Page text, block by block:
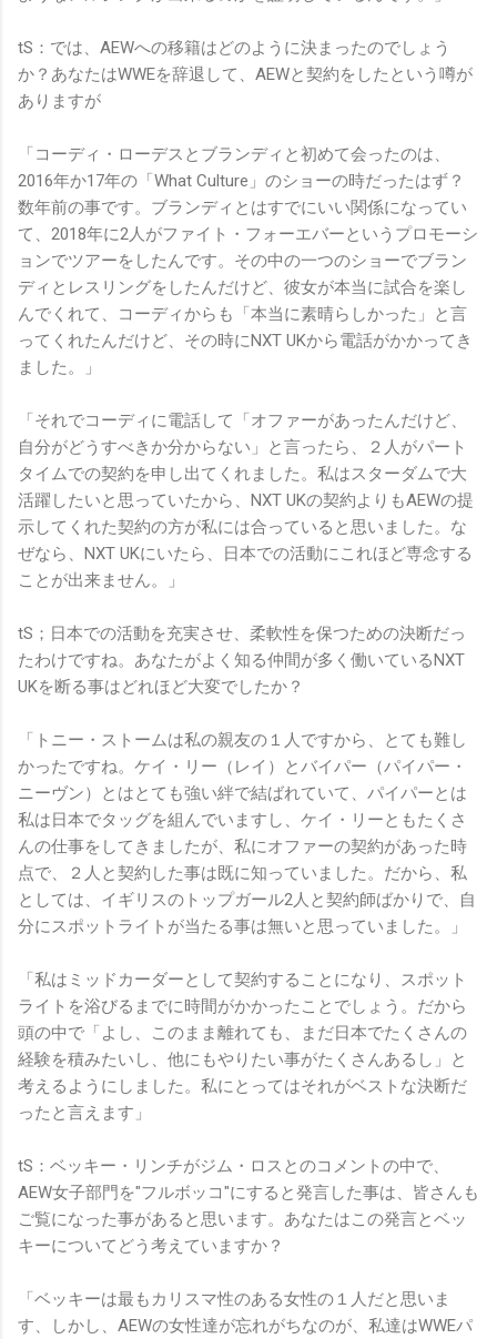
tS：では、AEWへの移籍はどのように決まったのでしょう
か？あなたはWWEを辞退して、AEWと契約をしたという噂が
ありますが
「コーディ・ローデスとブランディと初めて会ったのは、
2016年か17年の「What Culture」のショーの時だったはず？
数年前の事です。ブランディとはすでにいい関係になってい
て、2018年に2人がファイト・フォーエバーというプロモーシ
ョンでツアーをしたんです。その中の一つのショーでブラン
ディとレスリングをしたんだけど、彼女が本当に試合を楽し
んでくれて、コーディからも「本当に素晴らしかった」と言
ってくれたんだけど、その時にNXT UKから電話がかかってき
ました。」
「それでコーディに電話して「オファーがあったんだけど、
自分がどうすべきか分からない」と言ったら、２人がパート
タイムでの契約を申し出てくれました。私はスターダムで大
活躍したいと思っていたから、NXT UKの契約よりもAEWの提
示してくれた契約の方が私には合っていると思いました。な
ぜなら、NXT UKにいたら、日本での活動にこれほど専念する
ことが出来ません。」
tS；日本での活動を充実させ、柔軟性を保つための決断だっ
たわけですね。あなたがよく知る仲間が多く働いているNXT
UKを断る事はどれほど大変でしたか？
「トニー・ストームは私の親友の１人ですから、とても難し
かったですね。ケイ・リー（レイ）とバイパー（パイパー・
ニーヴン）とはとても強い絆で結ばれていて、パイパーとは
私は日本でタッグを組んでいますし、ケイ・リーともたくさ
んの仕事をしてきましたが、私にオファーの契約があった時
点で、２人と契約した事は既に知っていました。だから、私
としては、イギリスのトップガール2人と契約師ばかりで、自
分にスポットライトが当たる事は無いと思っていました。」
「私はミッドカーダーとして契約することになり、スポット
ライトを浴びるまでに時間がかかったことでしょう。だから
頭の中で「よし、このまま離れても、まだ日本でたくさんの
経験を積みたいし、他にもやりたい事がたくさんあるし」と
考えるようにしました。私にとってはそれがベストな決断だ
ったと言えます」
tS：ベッキー・リンチがジム・ロスとのコメントの中で、
AEW女子部門を"フルボッコ"にすると発言した事は、皆さんも
ご覧になった事があると思います。あなたはこの発言とベッ
キーについてどう考えていますか？
「ベッキーは最もカリスマ性のある女性の１人だと思いま
す、しかし、AEWの女性達が忘れがちなのが、私達はWWEパ